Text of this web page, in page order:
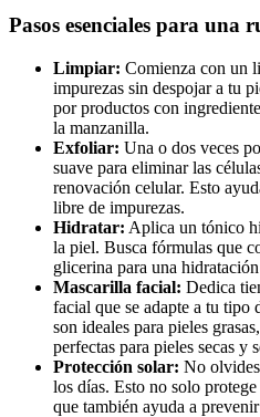
Pasos esenciales para una
Limpiar: Comienza con un
impurezas sin despojar a tu
por productos con
la manzanilla.
Exfoliar: Una o dos veces
suave para eliminar las
renovación celular. Esto
libre de impurezas.
Hidratar: Aplica un tónico
la piel. Busca fórmulas que
glicerina para una
Mascarilla facial: Dedica
facial que se adapte a tu tipo
son ideales para pieles
perfectas para pieles secas y
Protección solar: No
los días. Esto no solo
que también ayuda a